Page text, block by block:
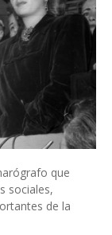
que
sociales,
de la